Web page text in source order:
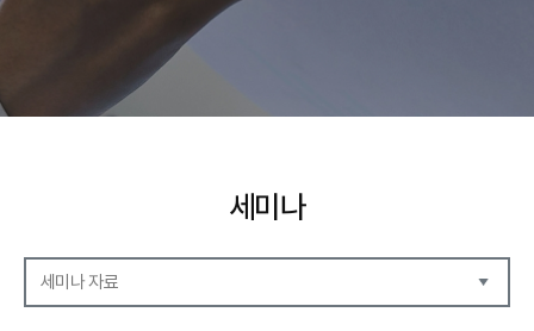
세미나
세미나 자료